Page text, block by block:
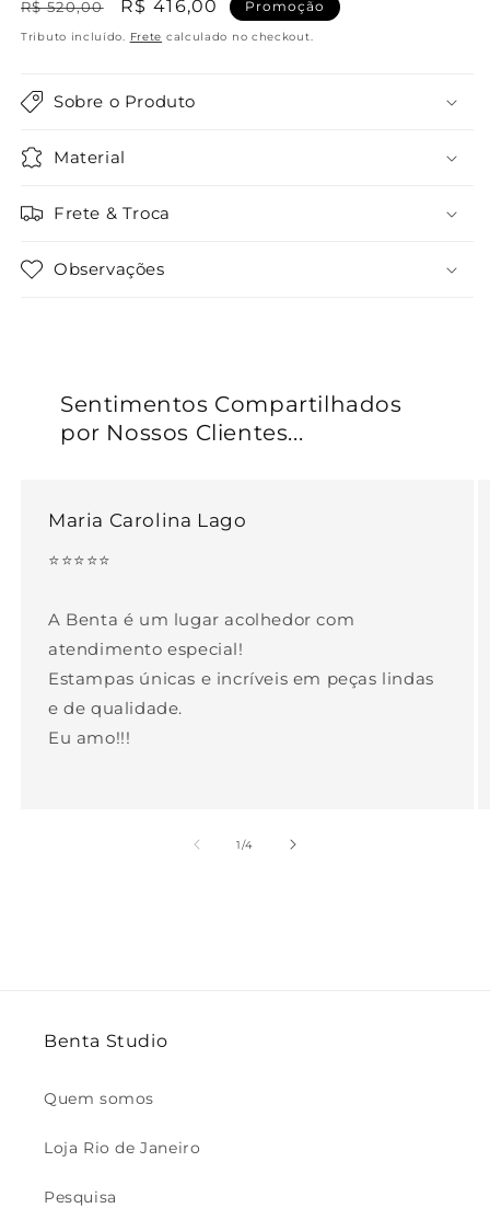
Preço
normal
R$ 520,00
Preço
promocional
R$ 416,00 Promoção
Tributo incluído. Frete calculado no checkout.
Sobre o Produto
Material
Frete & Troca
Observações
Sentimentos Compartilhados
por Nossos Clientes...
Maria Carolina Lago
⭐⭐⭐⭐⭐
A Benta é um lugar acolhedor com
atendimento especial!
Estampas únicas e incríveis em peças lindas
e de qualidade.
Eu amo!!!
1/de
4
Benta Studio
Quem somos
Loja Rio de Janeiro
Pesquisa